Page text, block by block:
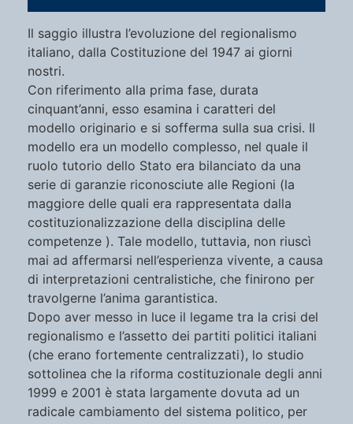
Il saggio illustra l’evoluzione del regionalismo
italiano, dalla Costituzione del 1947 ai giorni
nostri.
Con riferimento alla prima fase, durata
cinquant’anni, esso esamina i caratteri del
modello originario e si sofferma sulla sua crisi. Il
modello era un modello complesso, nel quale il
ruolo tutorio dello Stato era bilanciato da una
serie di garanzie riconosciute alle Regioni (la
maggiore delle quali era rappresentata dalla
costituzionalizzazione della disciplina delle
competenze ). Tale modello, tuttavia, non riuscì
mai ad affermarsi nell’esperienza vivente, a causa
di interpretazioni centralistiche, che finirono per
travolgerne l’anima garantistica.
Dopo aver messo in luce il legame tra la crisi del
regionalismo e l’assetto dei partiti politici italiani
(che erano fortemente centralizzati), lo studio
sottolinea che la riforma costituzionale degli anni
1999 e 2001 è stata largamente dovuta ad un
radicale cambiamento del sistema politico, per